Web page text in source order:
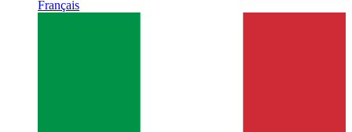
Français